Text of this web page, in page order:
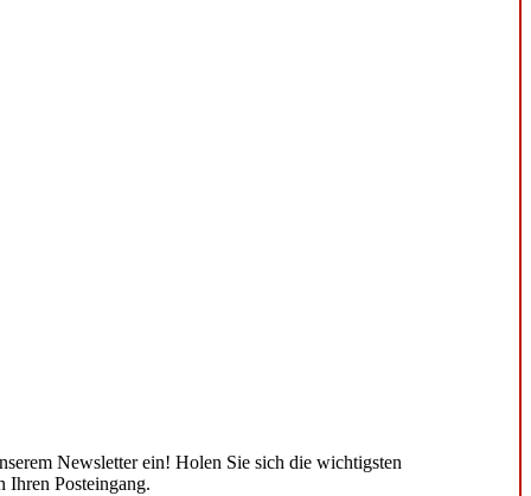
Newsletter ein! Holen Sie sich die wichtigsten
Ihren Posteingang.